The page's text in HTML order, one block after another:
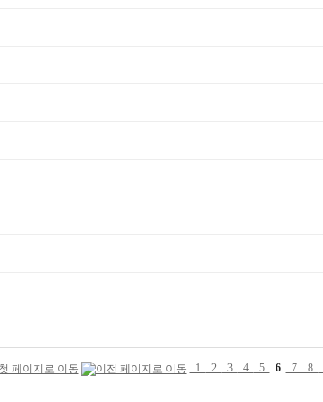
1 2 3 4 5 6 7 8